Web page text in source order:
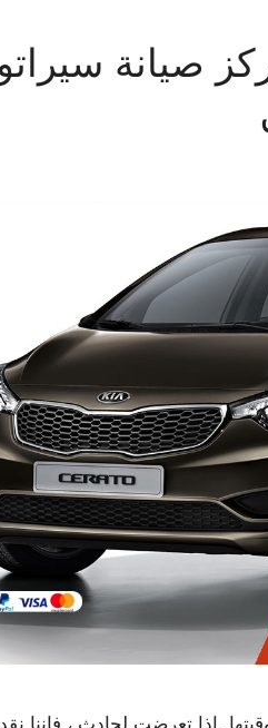
سيراتو 55445363 مركز صيانة سيراتو